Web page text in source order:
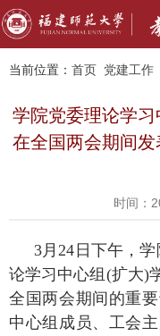
当前位置： 首页 党建工作
学院党委理论学
在全国两会期间
时间：
3 月 24 日下午，学
论学习中心组 (扩大)
全国两会期间的重
中心组成员、工会